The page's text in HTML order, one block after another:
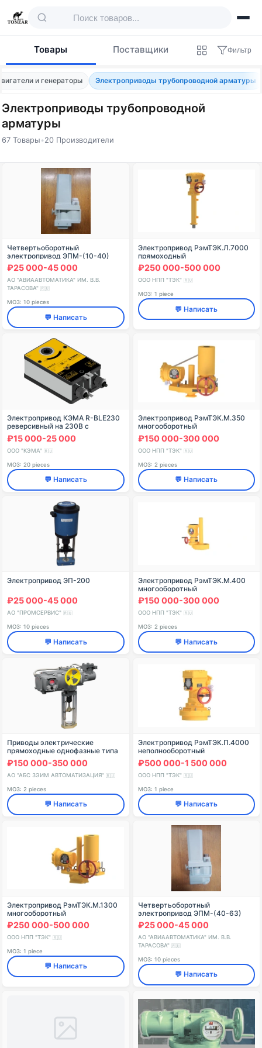
Товары Поставщики Фильтр
и генераторы Электроприводы трубопроводной арматуры
Электроприводы трубопроводной
арматуры
67 Товары •20 Производители
Товары — Электроприводы
Четвертьоборотный
электропривод ЭПМ-(10-40)
₽25 000-45 000
АО "АВИААВТОМАТИКА" ИМ. В.В.
ТАРАСОВА"
🇷🇺
МОЗ: 10 pieces
💬 Написать
Электропривод РэмТЭК.Л.7000
прямоходный
₽250 000-500 000
ООО НПП "ТЭК" 🇷🇺
МОЗ: 1 piece
💬 Написать
Электропривод КЭМА R-BLE230
реверсивный на 230В с
крутящим моментом 15Нм, для
заслонок клапанов
дымоудоления
₽15 000-25 000
ООО "КЭМА" 🇷🇺
МОЗ: 20 pieces
💬 Написать
Электропривод РэмТЭК.М.350
многооборотный
₽150 000-300 000
ООО НПП "ТЭК" 🇷🇺
МОЗ: 2 pieces
💬 Написать
Электропривод ЭП-200
₽25 000-45 000
АО "ПРОМСЕРВИС" 🇷🇺
МОЗ: 10 pieces
💬 Написать
Электропривод РэмТЭК.М.400
многооборотный
₽150 000-300 000
ООО НПП "ТЭК" 🇷🇺
МОЗ: 2 pieces
💬 Написать
Приводы электрические
прямоходные однофазные типа
ПЭП-6300, ПЭП-М6000, ПЭП-
М10000, ПЭП-М12500, ПЭП-
М16000, ПЭП-М20000, ПЭП-
₽150 000-350 000
АО "АБС ЗЭИМ АВТОМАТИЗАЦИЯ" 🇷🇺
МОЗ: 2 pieces
💬 Написать
Электропривод РэмТЭК.П.4000
неполнооборотный
₽500 000-1 500 000
ООО НПП "ТЭК" 🇷🇺
МОЗ: 1 piece
💬 Написать
Электропривод РэмТЭК.М.1300
многооборотный
₽250 000-500 000
ООО НПП "ТЭК" 🇷🇺
МОЗ: 1 piece
💬 Написать
Четвертьоборотный
электропривод ЭПМ-(40-63)
₽25 000-45 000
АО "АВИААВТОМАТИКА" ИМ. В.В.
ТАРАСОВА"
🇷🇺
МОЗ: 10 pieces
💬 Написать